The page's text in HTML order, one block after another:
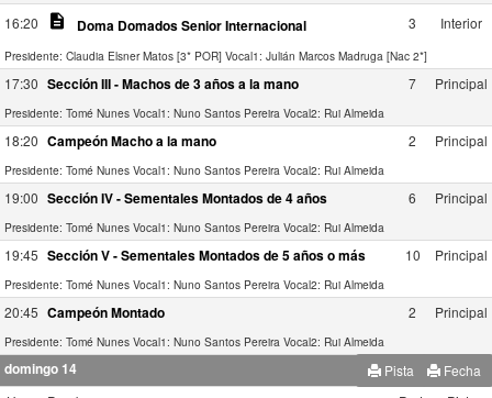
16:20 description Doma Domados Senior Internacional 3 Interior
Presidente: Claudia Elsner Matos [3* POR] Vocal1: Julián Marcos Madruga [Nac 2*]
17:30 Sección III - Machos de 3 años a la mano 7 Principal
Presidente: Tomé Nunes Vocal1: Nuno Santos Pereira Vocal2: Rui Almeida
18:20 Campeón Macho a la mano 2 Principal
Presidente: Tomé Nunes Vocal1: Nuno Santos Pereira Vocal2: Rui Almeida
19:00 Sección IV - Sementales Montados de 4 años 6 Principal
Presidente: Tomé Nunes Vocal1: Nuno Santos Pereira Vocal2: Rui Almeida
19:45 Sección V - Sementales Montados de 5 años o más 10 Principal
Presidente: Tomé Nunes Vocal1: Nuno Santos Pereira Vocal2: Rui Almeida
20:45 Campeón Montado 2 Principal
Presidente: Tomé Nunes Vocal1: Nuno Santos Pereira Vocal2: Rui Almeida
domingo 14 Fecha
Pista